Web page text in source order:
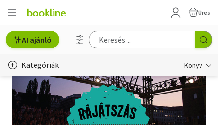
Üres
AI ajánló
Kategóriák Könyv
Életmód, egészség
Erotika